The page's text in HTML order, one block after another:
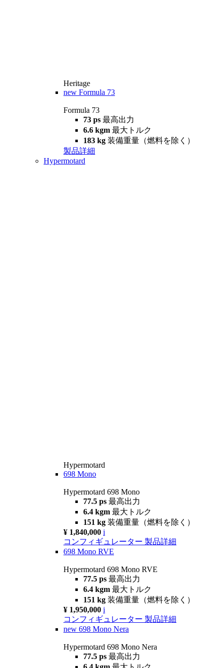
Heritage
new Formula 73
Formula 73
73 ps 最高出力
6.6 kgm 最大トルク
183 kg 装備重量（燃料を除く）
製品詳細
Hypermotard
Hypermotard
698 Mono
Hypermotard 698 Mono
77.5 ps 最高出力
6.4 kgm 最大トルク
151 kg 装備重量（燃料を除く）
¥ 1,840,000 i
コンフィギュレーター 製品詳細
698 Mono RVE
Hypermotard 698 Mono RVE
77.5 ps 最高出力
6.4 kgm 最大トルク
151 kg 装備重量（燃料を除く）
¥ 1,950,000 i
コンフィギュレーター 製品詳細
new 698 Mono Nera
Hypermotard 698 Mono Nera
77.5 ps 最高出力